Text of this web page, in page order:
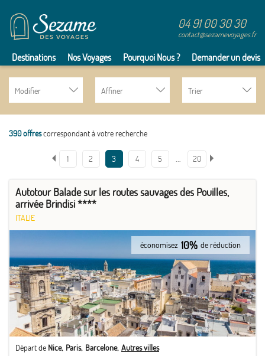
04 91 00 30 30
contact@sezamevoyages.fr
Destinations Nos Voyages Pourquoi Nous ? Demander un devis
Modifier Affiner Trier
390 offrescorrespondant à votre recherche
1 2 3 4 5 … 20
Autotour Balade sur les routes sauvages des Pouilles,
arrivée Brindisi ****
ITALIE
économisez 10% de réduction
Départ de Nice Paris Barcelone Autres villes